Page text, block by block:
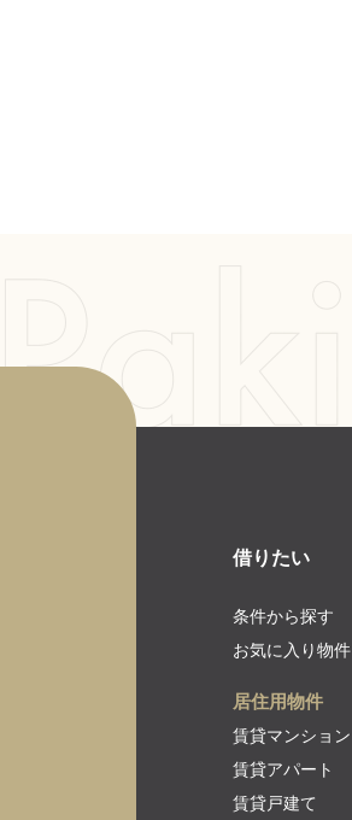
借りたい
条件から探す
お気に入り物件
居住用物件
賃貸マンション
賃貸アパート
賃貸戸建て